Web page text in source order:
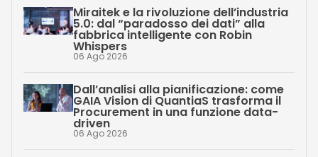
Miraitek e la rivoluzione dell’industria
5.0: dal “paradosso dei dati” alla
fabbrica intelligente con Robin
Whispers
06 Ago 2026
Dall’analisi alla pianificazione: come
GAIA Vision di QuantiaS trasforma il
Procurement in una funzione data-
driven
06 Ago 2026